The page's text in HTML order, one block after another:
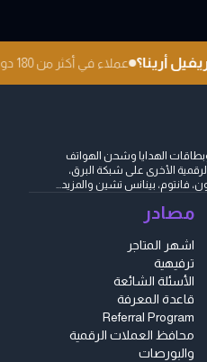
ريفيل أرينا؟ عملاء في أكثر من 180 دولة
الهدايا وشحن الهواتف
الأخرى على شبكة البرق،
فانتوم، بينانس تشين والمزيد...
مصادر
اشهر المتاجر
ترفيهية
الأسئلة الشائعة
قاعدة المعرفة
Referral Program
محافظ العملات الرقمية
والبورصات